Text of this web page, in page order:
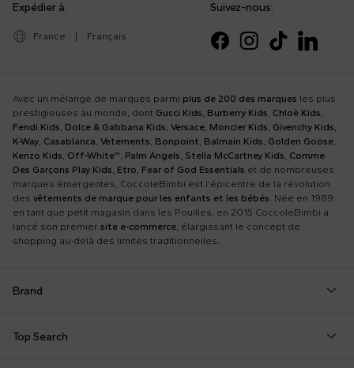
Expédier à:
France Français
Suivez-nous:
Avec un mélange de marques parmi plus de 200 des marques les plus
prestigieuses au monde, dont Gucci Kids, Burberry Kids, Chloè Kids,
Fendi Kids, Dolce & Gabbana Kids, Versace, Moncler Kids, Givenchy Kids,
K-Way, Casablanca, Vetements, Bonpoint, Balmain Kids, Golden Goose,
Kenzo Kids, Off-White™, Palm Angels, Stella McCartney Kids, Comme
Des Garçons Play Kids, Etro, Fear of God Essentials et de nombreuses
marques émergentes, CoccoleBimbi est l'épicentre de la révolution
des vêtements de marque pour les enfants et les bébés. Née en 1989
en tant que petit magasin dans les Pouilles, en 2015 CoccoleBimbi a
lancé son premier site e-commerce, élargissant le concept de
shopping au-delà des limites traditionnelles.
Brand
Top Search